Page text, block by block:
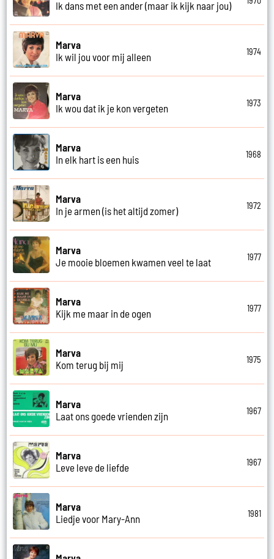
Ik dans met een ander (maar ik kijk naar jou)
Marva
Ik wil jou voor mij alleen
1974
Marva
Ik wou dat ik je kon vergeten
1973
Marva
In elk hart is een huis
1968
Marva
In je armen (is het altijd zomer)
1972
Marva
Je mooie bloemen kwamen veel te laat
1977
Marva
Kijk me maar in de ogen
1977
Marva
Kom terug bij mij
1975
Marva
Laat ons goede vrienden zijn
1967
Marva
Leve leve de liefde
1967
Marva
Liedje voor Mary-Ann
1981